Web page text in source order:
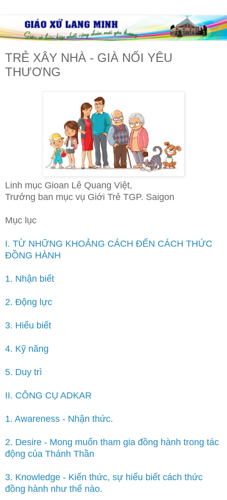
TRẺ XÂY NHÀ - GIÀ NỐI YÊU
THƯƠNG
Linh mục Gioan Lê Quang Việt,
Trưởng ban mục vụ Giới Trẻ TGP. Saigon
Mục lục
I. TỪ NHỮNG KHOẢNG CÁCH ĐẾN CÁCH THỨC
ĐỒNG HÀNH
1. Nhận biết
2. Động lực
3. Hiểu biết
4. Kỹ năng
5. Duy trì
II. CÔNG CỤ ADKAR
1. Awareness - Nhận thức.
2. Desire - Mong muốn tham gia đồng hành trong tác
động của Thánh Thần
3. Knowledge - Kiến thức, sự hiểu biết cách thức
đồng hành như thế nào.